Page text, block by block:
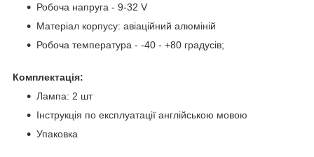
Робоча напруга - 9-32 V
Матеріал корпусу: авіаційний алюміній
Робоча температура - -40 - +80 градусів;
Комплектація:
Лампа: 2 шт
Інструкція по експлуатації англійською мовою
Упаковка